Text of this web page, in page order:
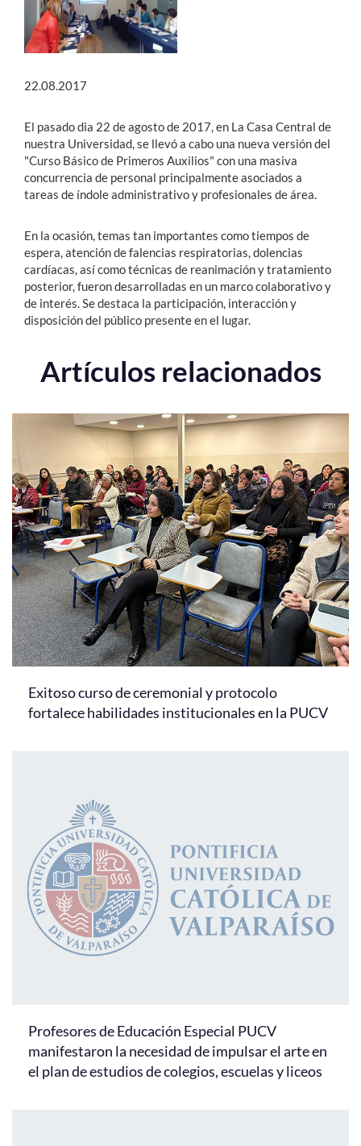
English
22.08.2017
El pasado dia 22 de agosto de 2017, en La Casa Central de
nuestra Universidad, se llevó a cabo una nueva versión del
"Curso Básico de Primeros Auxilios" con una masiva
concurrencia de personal principalmente asociados a
tareas de índole administrativo y profesionales de área.
En la ocasión, temas tan importantes como tiempos de
espera, atención de falencias respiratorias, dolencias
cardíacas, así como técnicas de reanimación y tratamiento
posterior, fueron desarrolladas en un marco colaborativo y
de interés. Se destaca la participación, interacción y
disposición del público presente en el lugar.
Artículos relacionados
Exitoso curso de ceremonial y protocolo
fortalece habilidades institucionales en la PUCV
Profesores de Educación Especial PUCV
manifestaron la necesidad de impulsar el arte en
el plan de estudios de colegios, escuelas y liceos